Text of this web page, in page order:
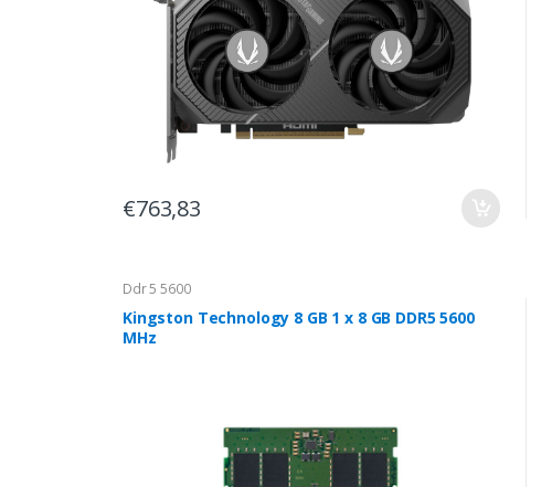
€763,83
Ddr 5 5600
Kingston Technology 8 GB 1 x 8 GB DDR5 5600
MHz